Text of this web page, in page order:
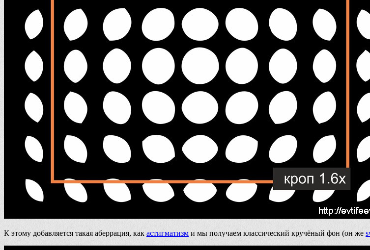
К этому добавляется такая аберрация, как астигматизм и мы получаем классический кручёный фон (он же